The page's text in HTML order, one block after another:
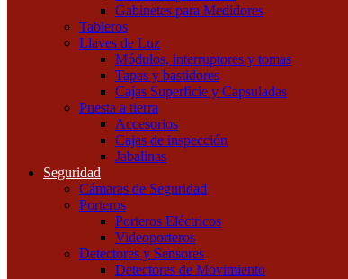
Gabinetes para Medidores
Tableros
Llaves de Luz
Módulos, interruptores y tomas
Tapas y bastidores
Cajas Superficie y Capsuladas
Puesta a tierra
Accesorios
Cajas de inspección
Jabalinas
Seguridad
Cámaras de Seguridad
Porteros
Porteros Eléctricos
Videoporteros
Detectores y Sensores
Detectores de Movimiento
Cajas de Embutir y Accesorios
Accesorios Metálicos para caños
Accesorios de PVC para caños
Precintos
Componentes para Tableros
Borneras y Accesorios
Barras y Portabarras
Gabinetes
Gabinetes Plásticos
Gabinetes Metálicos
Gabinetes para Toma
Gabinetes para Medidores